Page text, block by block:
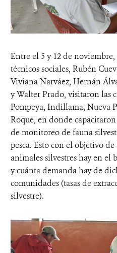
Entre el 5 y 12 de
técnicos sociales, Rubén
Viviana Narváez, Hernán
y Walter Prado, visitaron las
Pompeya, Indillama, Nueva
Roque, en donde
de monitoreo de fauna
pesca. Esto con el objetivo de
animales silvestres hay en el
y cuánta demanda hay de
comunidades (tasas de
silvestre).